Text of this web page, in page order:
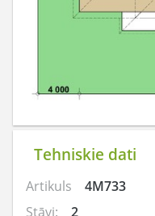
Tehniskie dati
Artikuls
4M733
Stāvi:
2